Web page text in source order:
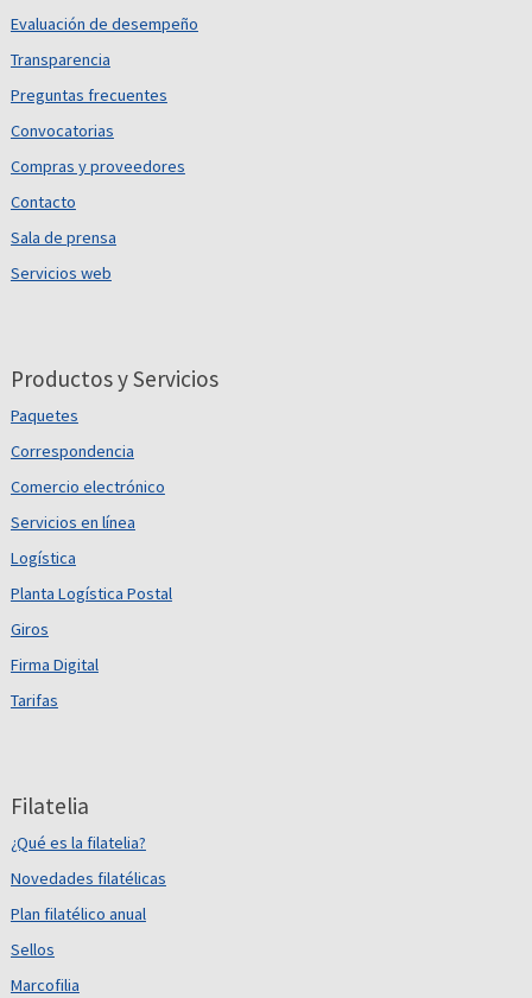
Evaluación de desempeño
Transparencia
Preguntas frecuentes
Convocatorias
Compras y proveedores
Contacto
Sala de prensa
Servicios web
Productos y Servicios
Paquetes
Correspondencia
Comercio electrónico
Servicios en línea
Logística
Planta Logística Postal
Giros
Firma Digital
Tarifas
Filatelia
¿Qué es la filatelia?
Novedades filatélicas
Plan filatélico anual
Sellos
Marcofilia